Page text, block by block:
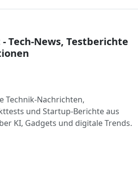
Tech-News, Testberichte
Technik-Nachrichten,
und Startup-Berichte aus
KI, Gadgets und digitale Trends.